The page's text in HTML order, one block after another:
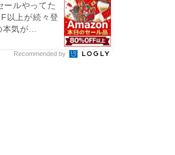
ールやってた
以上が続々登
気が...
Recommended by